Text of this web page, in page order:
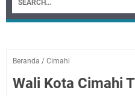
Beranda / Cimahi
Wali Kota Cimahi